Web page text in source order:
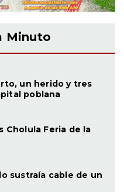
Minuto
un herido y tres
poblana
Cholula Feria de la
sustraía cable de un